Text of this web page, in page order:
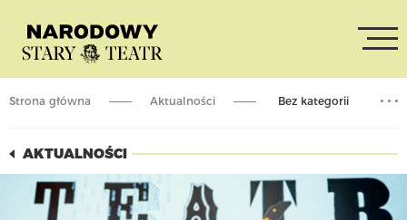
Strona główna Bez kategorii
Aktualności
AKTUALNOŚCI